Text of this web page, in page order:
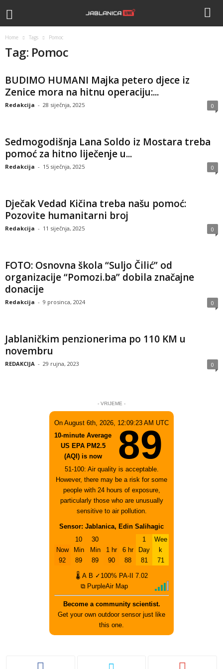
Home Tags Pomoc
Tag: Pomoc
BUDIMO HUMANI Majka petero djece iz
Zenice mora na hitnu operaciju:...
Redakcija - 28 siječnja, 2025 0
Sedmogodišnja Lana Soldo iz Mostara treba
pomoć za hitno liječenje u...
Redakcija - 15 siječnja, 2025 0
Dječak Vedad Kičina treba našu pomoć:
Pozovite humanitarni broj
Redakcija - 11 siječnja, 2025 0
FOTO: Osnovna škola “Suljo Čilić” od
organizacije “Pomozi.ba” dobila značajne
donacije
Redakcija - 9 prosinca, 2024 0
Jablaničkim penzionerima po 110 KM u
novembru
REDAKCIJA - 29 rujna, 2023 0
- VRIJEME -
On August 6th, 2026, 12:09:23 AM UTC
10-minute Average
US EPA PM2.5
(AQI) is now
89
51-100: Air quality is acceptable.
However, there may be a risk for some
people with 24 hours of exposure,
particularly those who are unusually
sensitive to air pollution.
Sensor: Jablanica, Edin Salihagic
Now
92
10
Min
89
30
Min
89
1 hr
90
6 hr
88
1
Day
81
Wee
k
71
🌡 A B ✓100% PA-II
7.02
⧉ PurpleAir Map
Become a community scientist.
Get your own outdoor sensor just like
this one.